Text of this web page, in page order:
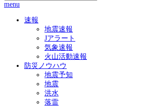
menu
速報
地震速報
Jアラート
気象速報
火山活動速報
防災ノウハウ
地震予知
地震
洪水
落雷